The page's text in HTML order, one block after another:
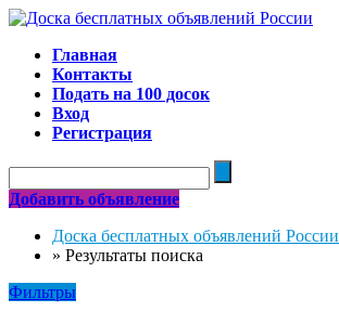
Главная
Контакты
Подать на 100 досок
Вход
Регистрация
Добавить объявление
Доска бесплатных объявлений России
» Результаты поиска
Фильтры